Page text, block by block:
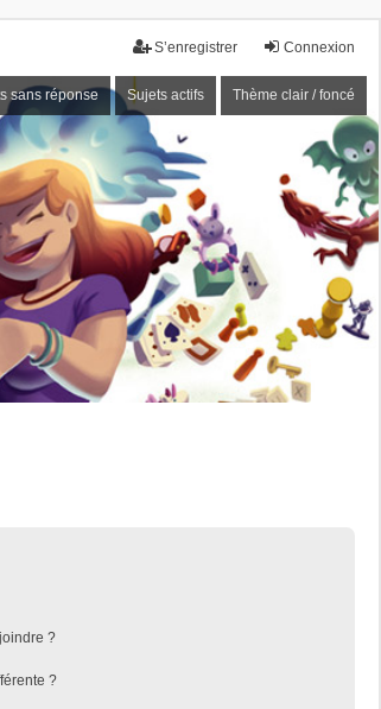
Connexion
S’enregistrer
sans réponse Sujets actifs Thème clair / foncé
?
?